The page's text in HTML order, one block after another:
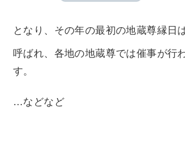
となり、その年の最初の地蔵尊縁日
呼ばれ、各地の地蔵尊では催事が行
す。
…などなど